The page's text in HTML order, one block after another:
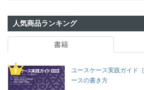
人気商品ランキング
書籍
ユースケース実践ガイド
ースの書き方